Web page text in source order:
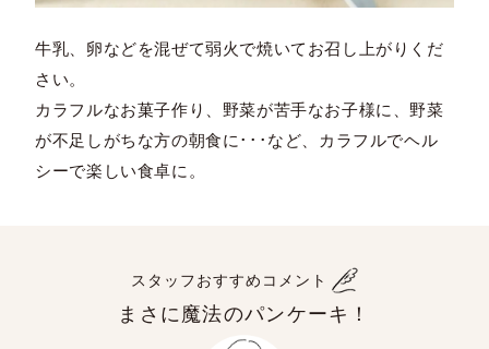
牛乳、卵などを混ぜて弱火で焼いてお召し上がりくだ
さい。
カラフルなお菓子作り、野菜が苦手なお子様に、野菜
が不足しがちな方の朝食に･･･など、カラフルでヘル
シーで楽しい食卓に。
スタッフおすすめコメント
まさに魔法のパンケーキ！